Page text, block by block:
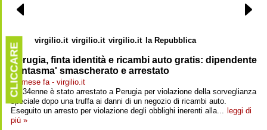
virgilio.it virgilio.it virgilio.it la Repubblica
Perugia, finta identità e ricambi auto gratis: dipendente
'fantasma' smascherato e arrestato
un mese fa - virgilio.it
Un 34enne è stato arrestato a Perugia per violazione della sorveglianza
speciale dopo una truffa ai danni di un negozio di ricambi auto.
Eseguito un arresto per violazione degli obblighi inerenti alla... leggi di
più »
CLICCARE